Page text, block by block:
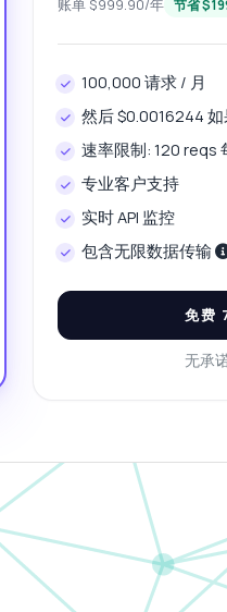
账单 $999.90/年 节省
100,000 请求 / 月
然后 $0.0016244
速率限制: 120 reqs
专业客户支持
实时 API 监控
包含无限数据传输
免费
无承